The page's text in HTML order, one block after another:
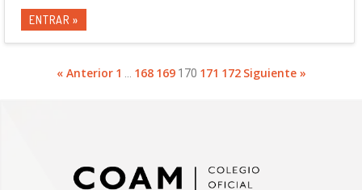
ENTRAR »
« Anterior 1 168 169 170 171 172 Siguiente »